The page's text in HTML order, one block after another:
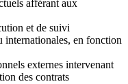
afférant aux
et de suivi
internationales, en fonction
externes intervenant
des contrats